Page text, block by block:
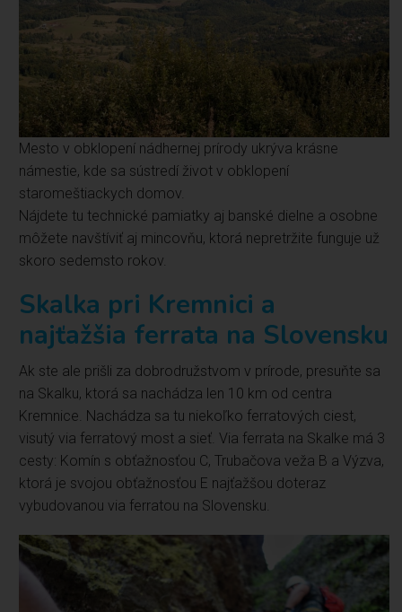
Mesto v obklopení nádhernej prírody ukrýva krásne
námestie, kde sa sústredí život v obklopení
staromeštiackych domov.
Nájdete tu technické pamiatky aj banské dielne a osobne
môžete navštíviť aj mincovňu, ktorá nepretržite funguje už
skoro sedemsto rokov.
Skalka pri Kremnici a
najťažšia ferrata na Slovensku
Ak ste ale prišli za dobrodružstvom v prírode, presuňte sa
na Skalku, ktorá sa nachádza len 10 km od centra
Kremnice. Nachádza sa tu niekoľko ferratových ciest,
visutý via ferratový most a sieť. Via ferrata na Skalke má 3
cesty: Komín s obťažnosťou C, Trubačova veža B a Výzva,
ktorá je svojou obťažnosťou E najťažšou doteraz
vybudovanou via ferratou na Slovensku.